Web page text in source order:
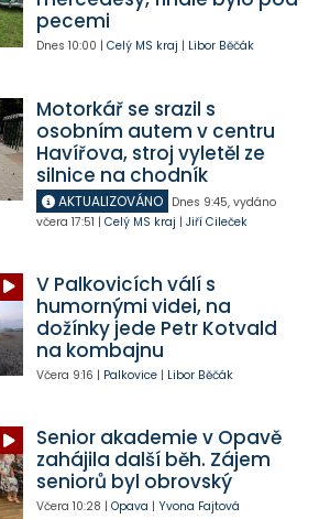
pecemi
Dnes 10:00 | Celý MS kraj | Libor Běčák
Motorkář se srazil s
osobním autem v centru
Havířova, stroj vyletěl ze
silnice na chodník
AKTUALIZOVÁNO Dnes 9:45, vydáno
včera 17:51 | Celý MS kraj | Jiří Cileček
V Palkovicích válí s
humornými videi, na
dožínky jede Petr Kotvald
na kombajnu
Včera 9:16 | Palkovice| Libor Běčák
Senior akademie v Opavě
zahájila další běh. Zájem
seniorů byl obrovský
Včera 10:28 | Opava | Yvona Fajtová